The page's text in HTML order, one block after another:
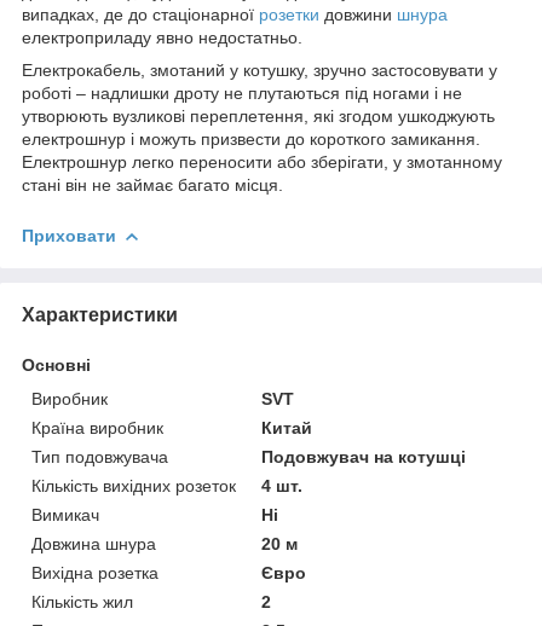
випадках, де до стаціонарної розетки довжини шнура
електроприладу явно недостатньо.
Електрокабель, змотаний у котушку, зручно застосовувати у
роботі – надлишки дроту не плутаються під ногами і не
утворюють вузликові переплетення, які згодом ушкоджують
електрошнур і можуть призвести до короткого замикання.
Електрошнур легко переносити або зберігати, у змотанному
стані він не займає багато місця.
Приховати
Характеристики
Основні
Виробник
SVT
Країна виробник
Китай
Тип подовжувача
Подовжувач на котушці
Кількість вихідних розеток
4 шт.
Вимикач
Ні
Довжина шнура
20 м
Вихідна розетка
Євро
Кількість жил
2